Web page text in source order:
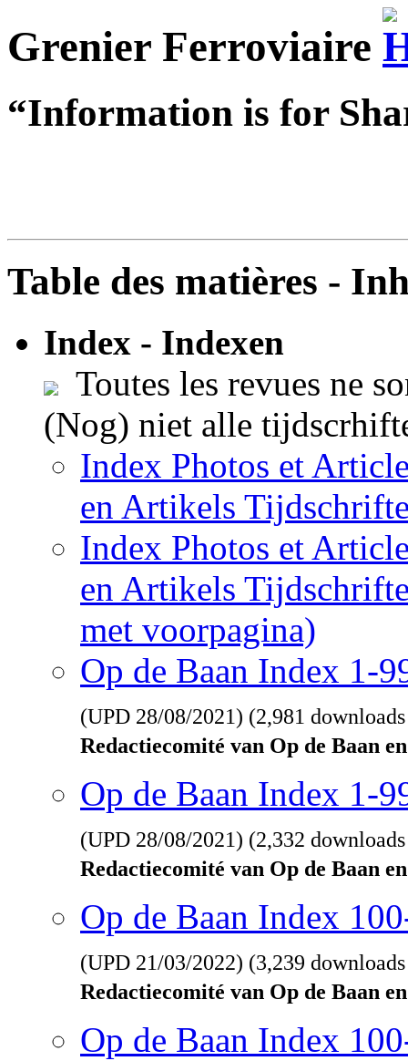
Grenier Ferroviaire
“Information is for
Table des matières -
Index - Indexen
Toutes les revues ne
(Nog) niet alle
Index Photos et
en Artikels
Index Photos et
en Artikels
met voorpagina)
Op de Baan Index 1-
(UPD 28/08/2021) (2,981
Redactiecomité van Op de Baan
Op de Baan Index 1-
(UPD 28/08/2021) (2,332
Redactiecomité van Op de Baan
Op de Baan Index
(UPD 21/03/2022) (3,239
Redactiecomité van Op de Baan
Op de Baan Index